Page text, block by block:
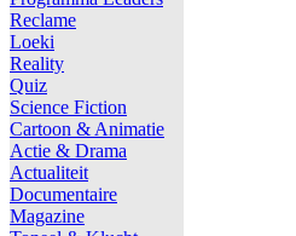
Reclame
Loeki
Reality
Quiz
Science Fiction
Cartoon & Animatie
Actie & Drama
Actualiteit
Documentaire
Magazine